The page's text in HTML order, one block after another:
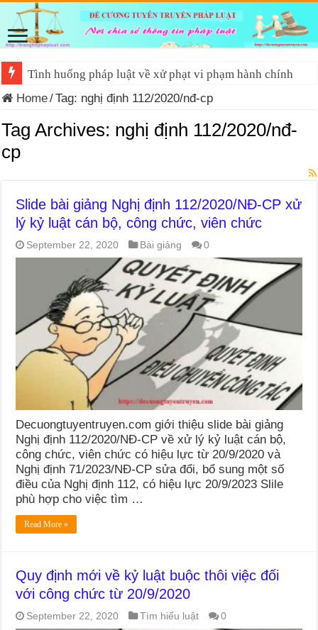
Tình huống pháp luật về xử phạt vi phạm hành chính
Home/Tag: nghị định 112/2020/nđ-cp
Tag Archives: nghị định 112/2020/nđ-
cp
Slide bài giảng Nghị định 112/2020/NĐ-CP xử
lý kỷ luật cán bộ, công chức, viên chức
September 22, 2020 Bài giảng 0
Decuongtuyentruyen.com giới thiệu slide bài giảng
Nghị định 112/2020/NĐ-CP về xử lý kỷ luật cán bộ,
công chức, viên chức có hiệu lực từ 20/9/2020 và
Nghị định 71/2023/NĐ-CP sửa đổi, bổ sung một số
điều của Nghị định 112, có hiệu lực 20/9/2023 Slile
phù hợp cho việc tìm …
Read More »
Quy định mới về kỷ luật buộc thôi việc đối
với công chức từ 20/9/2020
September 22, 2020 Tìm hiểu luật 0